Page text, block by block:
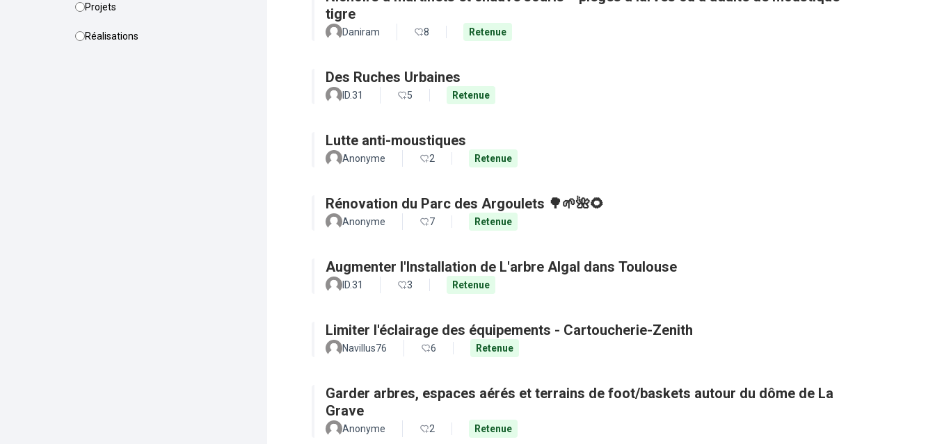
Projets
Réalisations
tigre
Daniram 8 Retenue
Des Ruches Urbaines
ID.31 5 Retenue
Lutte anti-moustiques
Anonyme 2 Retenue
Rénovation du Parc des Argoulets 🌳🌱🌺🌻
Anonyme 7 Retenue
Augmenter l'Installation de L'arbre Algal dans Toulouse
ID.31 3 Retenue
Limiter l'éclairage des équipements - Cartoucherie-Zenith
Navillus76 6 Retenue
Garder arbres, espaces aérés et terrains de foot/baskets autour du dôme de La
Grave
Anonyme 2 Retenue